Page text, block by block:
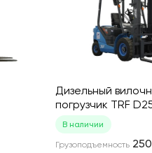
Дизельный
погрузчик TRF
В наличии
Грузоподъемность